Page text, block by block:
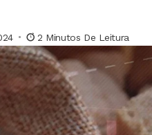
2 Minutos De Leitura